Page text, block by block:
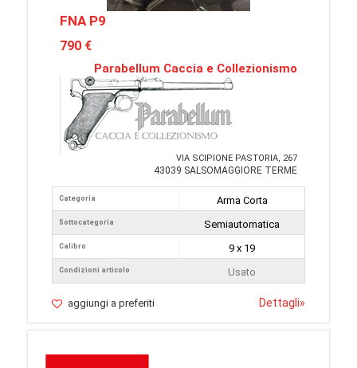
FNA P9
790 €
Parabellum Caccia e Collezionismo
VIA SCIPIONE PASTORIA, 267
43039 SALSOMAGGIORE TERME
Categoria
Sottocategoria
Calibro
Condizioni articolo
Arma Corta
Semiautomatica
9 x 19
Usato
aggiungi a preferiti Dettagli»